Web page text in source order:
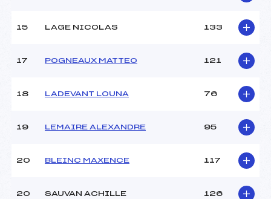
Pénalité appliquée :
15 LAGE NICOLAS 133
17 POGNEAUX MATTEO 121
18 LADEVANT LOUNA 76
19 LEMAIRE ALEXANDRE 95
20 BLEINC MAXENCE 117
20 SAUVAN ACHILLE 126